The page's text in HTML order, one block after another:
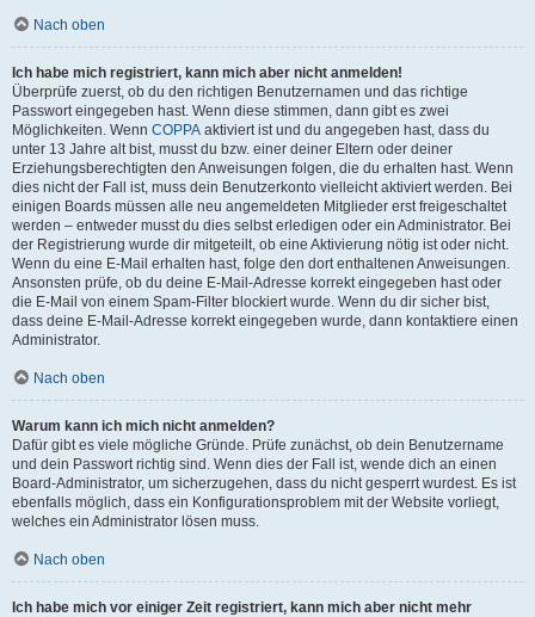
Nach oben
Ich habe mich registriert, kann mich aber nicht anmelden!
Überprüfe zuerst, ob du den richtigen Benutzernamen und das richtige
Passwort eingegeben hast. Wenn diese stimmen, dann gibt es zwei
Möglichkeiten. Wenn COPPA aktiviert ist und du angegeben hast, dass du
unter 13 Jahre alt bist, musst du bzw. einer deiner Eltern oder deiner
Erziehungsberechtigten den Anweisungen folgen, die du erhalten hast. Wenn
dies nicht der Fall ist, muss dein Benutzerkonto vielleicht aktiviert werden. Bei
einigen Boards müssen alle neu angemeldeten Mitglieder erst freigeschaltet
werden – entweder musst du dies selbst erledigen oder ein Administrator. Bei
der Registrierung wurde dir mitgeteilt, ob eine Aktivierung nötig ist oder nicht.
Wenn du eine E-Mail erhalten hast, folge den dort enthaltenen Anweisungen.
Ansonsten prüfe, ob du deine E-Mail-Adresse korrekt eingegeben hast oder
die E-Mail von einem Spam-Filter blockiert wurde. Wenn du dir sicher bist,
dass deine E-Mail-Adresse korrekt eingegeben wurde, dann kontaktiere einen
Administrator.
Nach oben
Warum kann ich mich nicht anmelden?
Dafür gibt es viele mögliche Gründe. Prüfe zunächst, ob dein Benutzername
und dein Passwort richtig sind. Wenn dies der Fall ist, wende dich an einen
Board-Administrator, um sicherzugehen, dass du nicht gesperrt wurdest. Es ist
ebenfalls möglich, dass ein Konfigurationsproblem mit der Website vorliegt,
welches ein Administrator lösen muss.
Nach oben
Ich habe mich vor einiger Zeit registriert, kann mich aber nicht mehr